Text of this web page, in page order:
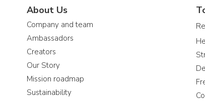
About Us
Company and team
Ambassadors
Creators
Our Story
Mission roadmap
Sustainability